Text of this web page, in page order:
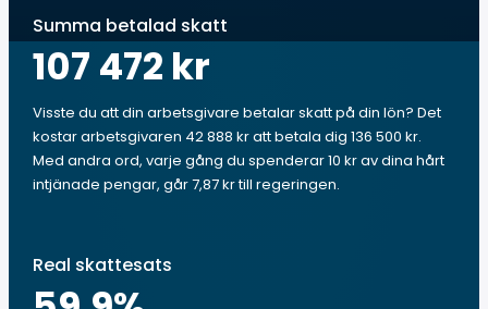
Summa betalad skatt
107 472 kr
Visste du att din arbetsgivare betalar skatt på din lön? Det
kostar arbetsgivaren 42 888 kr att betala dig 136 500 kr.
Med andra ord, varje gång du spenderar 10 kr av dina hårt
intjänade pengar, går 7,87 kr till regeringen.
Real skattesats